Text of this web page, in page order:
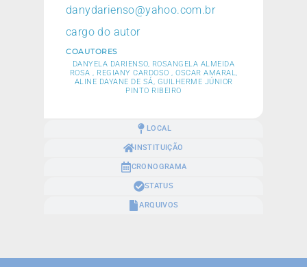
LOCAL
INSTITUIÇÃO
CRONOGRAMA
STATUS
ARQUIVOS
danydarienso@yahoo.com.br
cargo do autor
COAUTORES
DANYELA DARIENSO, ROSANGELA ALMEIDA
ROSA , REGIANY CARDOSO , OSCAR AMARAL,
ALINE DAYANE DE SÁ, GUILHERME JÚNIOR
PINTO RIBEIRO